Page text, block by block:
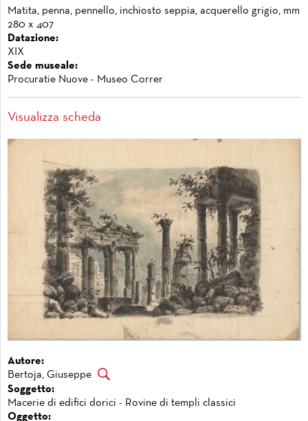
Matita, penna, pennello, inchiosto seppia, acquerello grigio, mm
280 x 407
Datazione:
XIX
Sede museale:
Procuratie Nuove - Museo Correr
Visualizza scheda
Autore:
Bertoja, Giuseppe
Soggetto:
Macerie di edifici dorici - Rovine di templi classici
Oggetto: